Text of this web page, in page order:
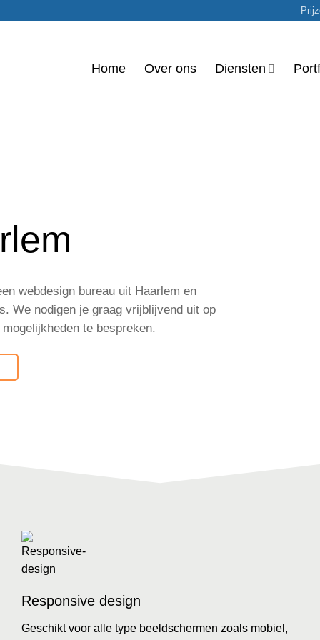
Home Over ons Diensten
webdesign bureau uit Haarlem en
We nodigen je graag vrijblijvend uit op
te bespreken.
Responsive design
Geschikt voor alle type beeldschermen zoals mobiel,